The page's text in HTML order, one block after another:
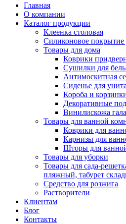
Главная
О компании
Каталог продукции
Клеенка столовая
Силиконовое покрытие
Товары для дома
Коврики
Сушилки для
Антимоскитная
Сиденье для
Короба и
Декоративные
Винилискожа
Товары для ванной
Коврики для
Карнизы для
Шторы для
Товары для уборки
Товары для сада-
пляжный, табурет
Средство для розжига
Растворители
Клиентам
Блог
Контакты